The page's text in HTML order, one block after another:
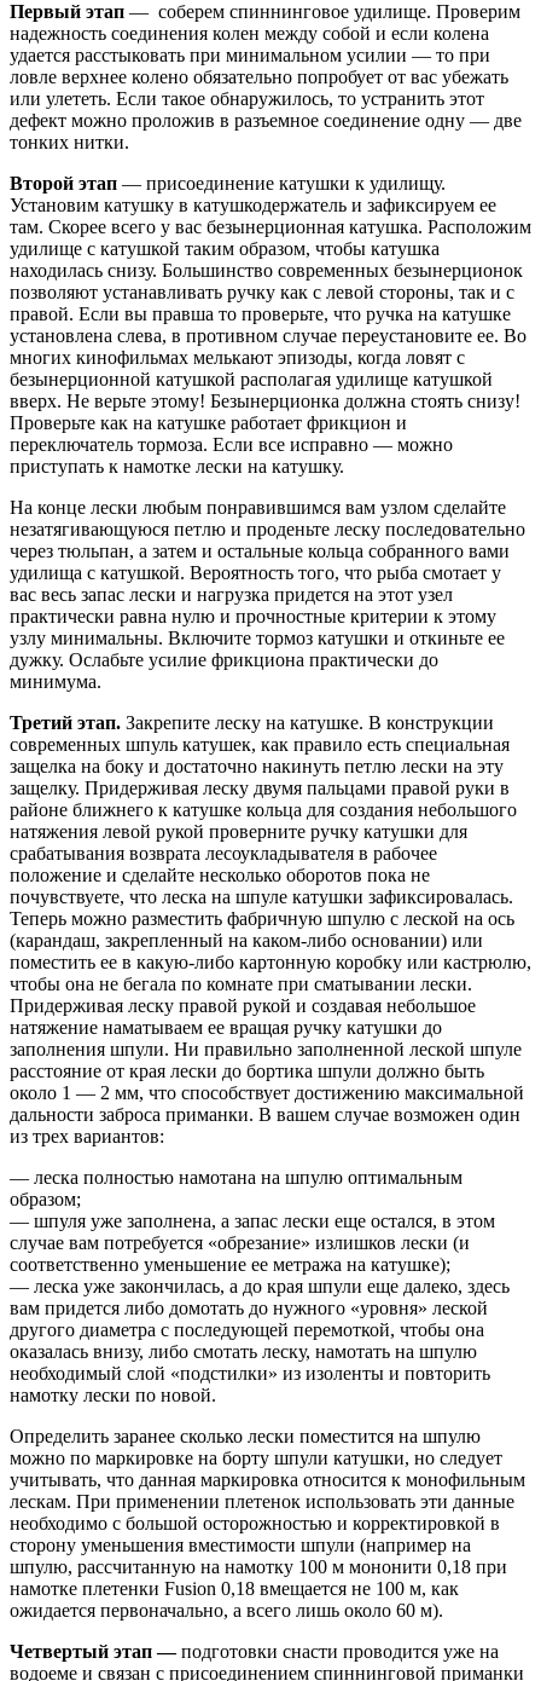
Первый этап — соберем спиннинговое удилище. Проверим
надежность соединения колен между собой и если колена
удается расстыковать при минимальном усилии — то при
ловле верхнее колено обязательно попробует от вас убежать
или улететь. Если такое обнаружилось, то устранить этот
дефект можно проложив в разъемное соединение одну — две
тонких нитки.
Второй этап — присоединение катушки к удилищу.
Установим катушку в катушкодержатель и зафиксируем ее
там. Скорее всего у вас безынерционная катушка. Расположим
удилище с катушкой таким образом, чтобы катушка
находилась снизу. Большинство современных безынерционок
позволяют устанавливать ручку как с левой стороны, так и с
правой. Если вы правша то проверьте, что ручка на катушке
установлена слева, в противном случае переустановите ее. Во
многих кинофильмах мелькают эпизоды, когда ловят с
безынерционной катушкой располагая удилище катушкой
вверх. Не верьте этому! Безынерционка должна стоять снизу!
Проверьте как на катушке работает фрикцион и
переключатель тормоза. Если все исправно — можно
приступать к намотке лески на катушку.
На конце лески любым понравившимся вам узлом сделайте
незатягивающуюся петлю и проденьте леску последовательно
через тюльпан, а затем и остальные кольца собранного вами
удилища с катушкой. Вероятность того, что рыба смотает у
вас весь запас лески и нагрузка придется на этот узел
практически равна нулю и прочностные критерии к этому
узлу минимальны. Включите тормоз катушки и откиньте ее
дужку. Ослабьте усилие фрикциона практически до
минимума.
Третий этап. Закрепите леску на катушке. В конструкции
современных шпуль катушек, как правило есть специальная
защелка на боку и достаточно накинуть петлю лески на эту
защелку. Придерживая леску двумя пальцами правой руки в
районе ближнего к катушке кольца для создания небольшого
натяжения левой рукой проверните ручку катушки для
срабатывания возврата лесоукладывателя в рабочее
положение и сделайте несколько оборотов пока не
почувствуете, что леска на шпуле катушки зафиксировалась.
Теперь можно разместить фабричную шпулю с леской на ось
(карандаш, закрепленный на каком-либо основании) или
поместить ее в какую-либо картонную коробку или кастрюлю,
чтобы она не бегала по комнате при сматывании лески.
Придерживая леску правой рукой и создавая небольшое
натяжение наматываем ее вращая ручку катушки до
заполнения шпули. Ни правильно заполненной леской шпуле
расстояние от края лески до бортика шпули должно быть
около 1 — 2 мм, что способствует достижению максимальной
дальности заброса приманки. В вашем случае возможен один
из трех вариантов:
— леска полностью намотана на шпулю оптимальным
образом;
— шпуля уже заполнена, а запас лески еще остался, в этом
случае вам потребуется «обрезание» излишков лески (и
соответственно уменьшение ее метража на катушке);
— леска уже закончилась, а до края шпули еще далеко, здесь
вам придется либо домотать до нужного «уровня» леской
другого диаметра с последующей перемоткой, чтобы она
оказалась внизу, либо смотать леску, намотать на шпулю
необходимый слой «подстилки» из изоленты и повторить
намотку лески по новой.
Определить заранее сколько лески поместится на шпулю
можно по маркировке на борту шпули катушки, но следует
учитывать, что данная маркировка относится к монофильным
лескам. При применении плетенок использовать эти данные
необходимо с большой осторожностью и корректировкой в
сторону уменьшения вместимости шпули (например на
шпулю, рассчитанную на намотку 100 м мононити 0,18 при
намотке плетенки Fusion 0,18 вмещается не 100 м, как
ожидается первоначально, а всего лишь около 60 м).
Четвертый этап —подготовки снасти проводится уже на
водоеме и связан с присоединением спиннинговой приманки